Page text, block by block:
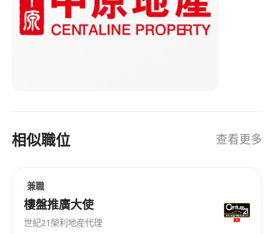
平台吸客 新一代地產營運模式 拒絕舊有企街過時守
株待兔 持牌營業員/見習營業員 中五學歷/男女均可,
相似職位 查看更多
兼職
樓盤推廣大使
世紀21榮利地産代理